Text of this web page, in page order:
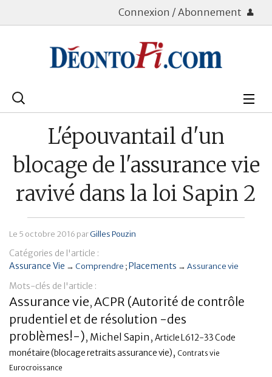
Connexion / Abonnement
Rechercher
Déontologie
Bourse
Patrimoine
Immobilier
Banque
L'épouvantail d'un
blocage de l'assurance vie
ravivé dans la loi Sapin 2
Le 5 octobre 2016 parGilles Pouzin
Catégories de l'article :
Assurance Vie → Comprendre Placements → Assurance vie
Mots-clés de l'article :
Assurance vie, ACPR (Autorité de contrôle
prudentiel et de résolution -des
problèmes!-), Michel Sapin , Article L612-33 Code
monétaire (blocage retraits assurance vie), Contrats vie
Eurocroissance